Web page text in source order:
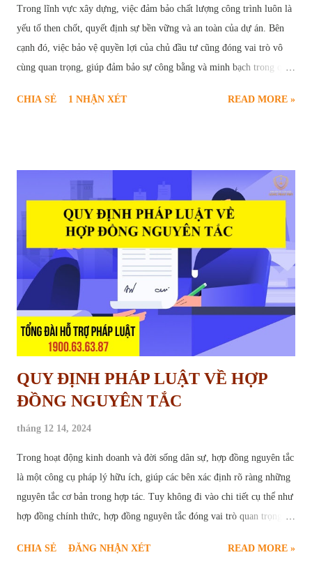
Trong lĩnh vực xây dựng, việc đảm bảo chất lượng công trình luôn là
yếu tố then chốt, quyết định sự bền vững và an toàn của dự án. Bên
cạnh đó, việc bảo vệ quyền lợi của chủ đầu tư cũng đóng vai trò vô
cùng quan trọng, giúp đảm bảo sự công bằng và minh bạch trong quá
thành một điều khoản phổ biến, được quy định rõ ràng trong các hợp
và toàn diện về quy định giữ lại tiền bảo hành công trình xây dựng.
Khi nào được giữ tiền bảo hành nhà ở của nhà thầu Mục Đích Giữ Lại
Tiền Bảo Hành Công Trình Tiền bảo hành công trình, về bản chất, là
sau khi công trình hoàn thành. Khoản tiền này đóng vai trò như một
"cam kết" từ phía nhà t...
CHIA SẺ 1 NHẬN XÉT READ MORE »
QUY ĐỊNH PHÁP LUẬT VỀ HỢP
ĐỒNG NGUYÊN TẮC
tháng 12 14, 2024
Trong hoạt động kinh doanh và đời sống dân sự, hợp đồng nguyên tắc
là một công cụ pháp lý hữu ích, giúp các bên xác định rõ ràng những
nguyên tắc cơ bản trong hợp tác. Tuy không đi vào chi tiết cụ thể như
hợp đồng chính thức, hợp đồng nguyên tắc đóng vai trò quan trọng,
sau đây sẽ cung cấp chi tiết quy định pháp luật về hợp đồng nguyên
CHIA SẺ ĐĂNG NHẬN XÉT READ MORE »